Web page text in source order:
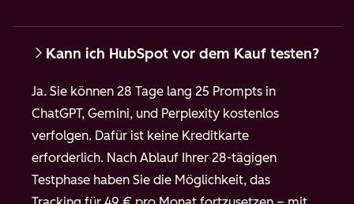
Kann ich HubSpot vor dem Kauf testen?
Ja. Sie können 28 Tage lang 25 Prompts in
ChatGPT, Gemini, und Perplexity kostenlos
verfolgen. Dafür ist keine Kreditkarte
erforderlich. Nach Ablauf Ihrer 28-tägigen
Testphase haben Sie die Möglichkeit, das